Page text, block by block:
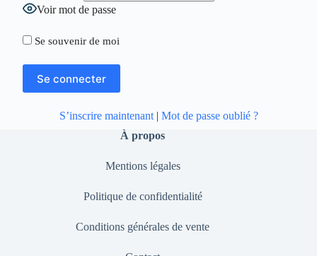
Voir mot de passe
Se souvenir de moi
S’inscrire maintenant| Mot de passe oublié ?
À propos
Mentions légales
Politique de confidentialité
Conditions générales de vente